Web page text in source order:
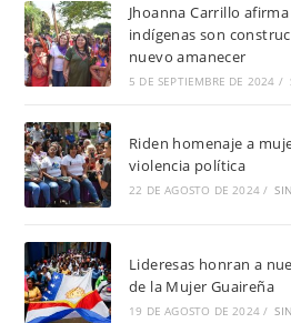
Jhoanna Carrillo
indígenas son
nuevo amanecer
5 DE SEPTIEMBRE DE 2024 /
Riden homenaje a
violencia política
22 DE AGOSTO DE 2024 /
Lideresas honran a
de la Mujer Guaireña
19 DE AGOSTO DE 2024 /